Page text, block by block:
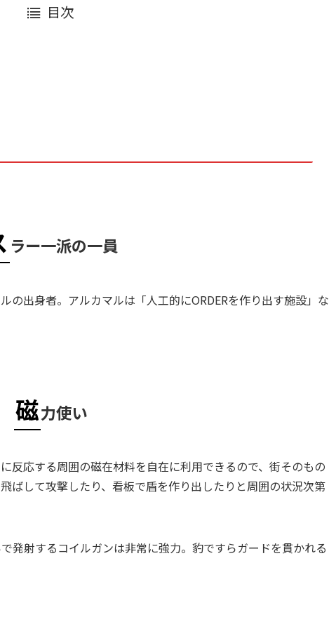
目次
ラー一派の一員
の出身者。アルカマルは「人工的にORDERを作り出す施設」な
磁力使い
反応する周囲の磁在材料を自在に利用できるので、街そのもの
ばして攻撃したり、看板で盾を作り出したりと周囲の状況次第
発射するコイルガンは非常に強力。豹ですらガードを貫かれる